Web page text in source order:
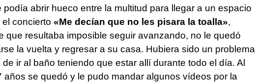
abrir hueco entre la multitud para llegar a un espacio
concierto «Me decían que no les pisara la toalla»,
que resultaba imposible seguir avanzando, no le quedó
la vuelta y regresar a su casa. Hubiera sido un problema
ir al baño teniendo que estar allí durante todo el día. Al
años se quedó y le pudo mandar algunos vídeos por la